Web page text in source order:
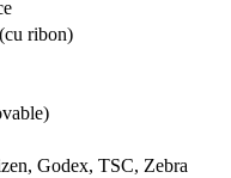
ribon)
Godex, TSC, Zebra